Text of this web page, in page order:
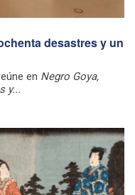
desastres y un
en Negro Goya,
y...